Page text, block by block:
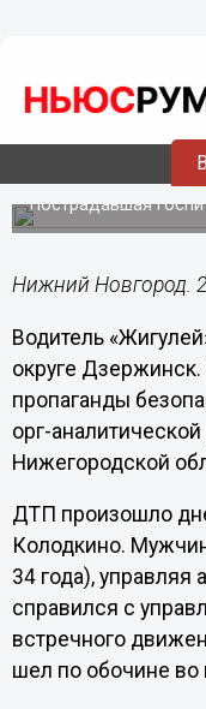
Водитель
обочине
Пострадавшая
Нижний Новгород.
Водитель
округе
пропаганды
орг-
Нижегородской
ДТП произошло
Колодкино.
34 года),
справился с
встречного
шел по обочине во